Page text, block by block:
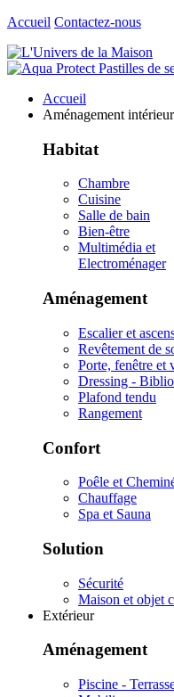
Accueil Contactez-nous
Accueil
Aménagement intérieur
Habitat
Chambre
Cuisine
Salle de bain
Bien-être
Multimédia et
Electroménager
Aménagement
Escalier et
Revêtement de
Porte, fenêtre et
Dressing -
Plafond tendu
Rangement
Confort
Poêle et
Chauffage
Spa et Sauna
Solution
Sécurité
Maison et objet
Extérieur
Aménagement
Piscine -